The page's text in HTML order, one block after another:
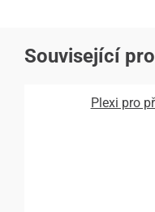
Související
Plexi pro